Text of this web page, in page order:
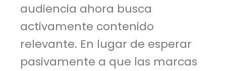
audiencia ahora busca
activamente contenido
relevante. En lugar de esperar
pasivamente a que las marcas